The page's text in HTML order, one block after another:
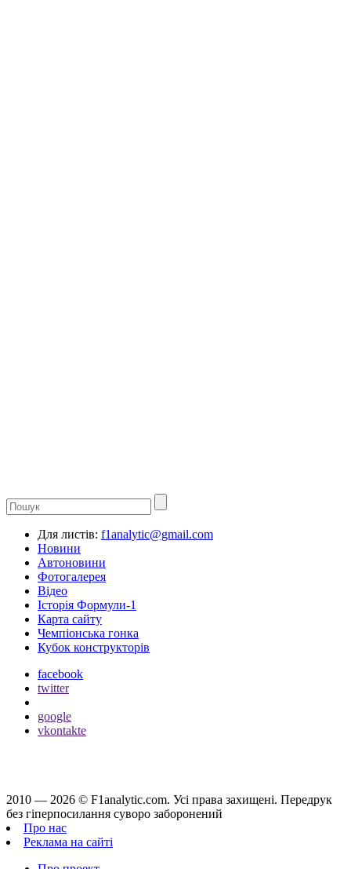
Для листів: f1analytic@gmail.com
Новини
Автоновини
Фотогалерея
Відео
Історія Формули-1
Карта сайту
Чемпіонська гонка
Кубок конструкторів
facebook
twitter
google
vkontakte
2010 — 2026 © F1analytic.com. Усi права захищенi. Передрук
без гіперпосилання суворо заборонений
Про нас
Реклама на сайті